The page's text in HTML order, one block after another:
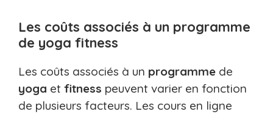
Les coûts associés à un programme
de yoga fitness
Les coûts associés à un programme de
yoga et fitness peuvent varier en fonction
de plusieurs facteurs. Les cours en ligne